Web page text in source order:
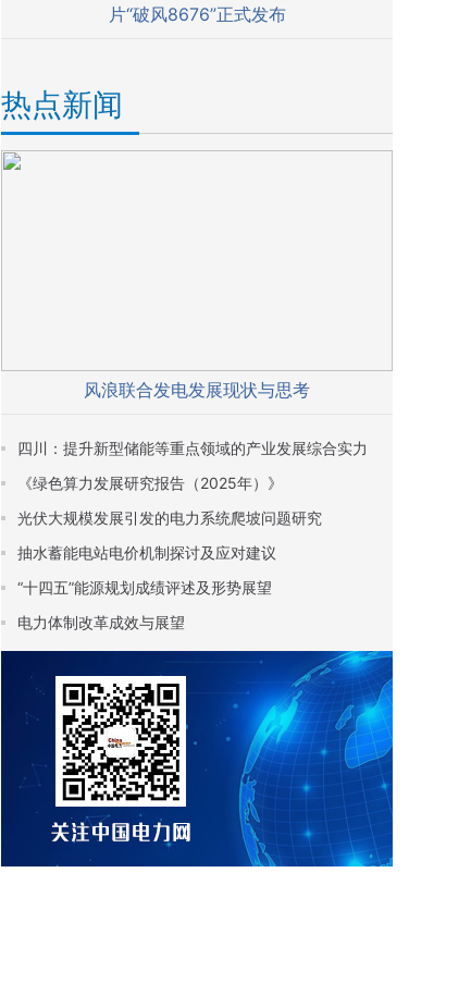
片“破风8676”正式发布
热点新闻
风浪联合发电发展现状与思考
四川：提升新型储能等重点领域的产业发展综合实力
《绿色算力发展研究报告（2025年）》
光伏大规模发展引发的电力系统爬坡问题研究
抽水蓄能电站电价机制探讨及应对建议
“十四五”能源规划成绩评述及形势展望
电力体制改革成效与展望